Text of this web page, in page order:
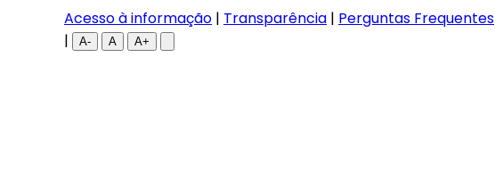
Acesso à informação | Transparência | Perguntas Frequentes
|
A- A A+